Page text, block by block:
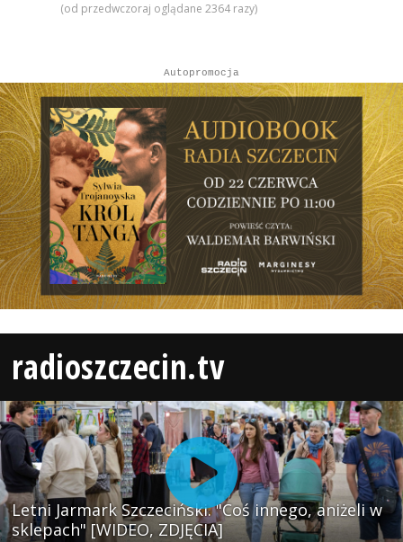
(od przedwczoraj oglądane 2364 razy)
Autopromocja
radioszczecin.tv
Letni Jarmark Szczeciński. "Coś innego, aniżeli w
sklepach" [WIDEO, ZDJĘCIA]